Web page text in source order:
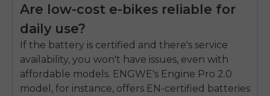
Are low-cost e-bikes reliable for
daily use?
If the battery is certified and there's service
availability, you won't have issues, even with
affordable models. ENGWE's Engine Pro 2.0
model, for instance, offers EN-certified batteries